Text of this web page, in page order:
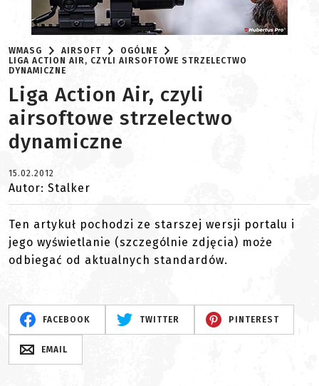
WMASG AIRSOFT
OGÓLNE
LIGA ACTION AIR, CZYLI AIRSOFTOWE STRZELECTWO
DYNAMICZNE
Liga Action Air, czyli
airsoftowe strzelectwo
dynamiczne
15.02.2012
Autor: Stalker
Ten artykuł pochodzi ze starszej wersji portalu i
jego wyświetlanie (szczególnie zdjęcia) może
odbiegać od aktualnych standardów.
FACEBOOK TWITTER PINTEREST
EMAIL